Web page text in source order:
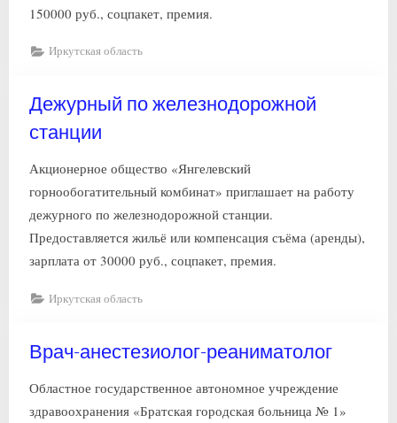
150000 руб., соцпакет, премия.
Иркутская область
Дежурный по железнодорожной
станции
Акционерное общество «Янгелевский
горнообогатительный комбинат» приглашает на работу
дежурного по железнодорожной станции.
Предоставляется жильё или компенсация съёма (аренды),
зарплата от 30000 руб., соцпакет, премия.
Иркутская область
Врач-анестезиолог-реаниматолог
Областное государственное автономное учреждение
здравоохранения «Братская городская больница № 1»